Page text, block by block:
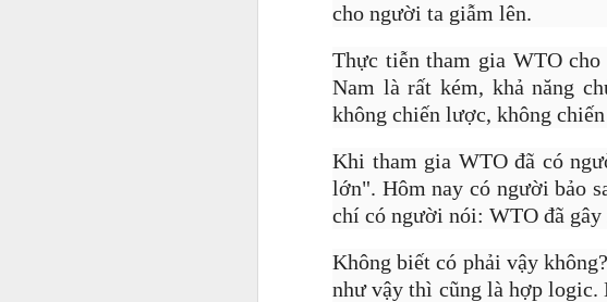
cho người ta giẫm lên.
Thực tiễn tham gia WTO
Nam là rất kém, khả năng
không chiến lược, không
Khi tham gia WTO đã có
lớn". Hôm nay có người bảo
chí có người nói: WTO đã gây
Không biết có phải vậy
như vậy thì cũng là hợp
Bên cạnh việc chia sẻ cách kiếm triệu
đa số chuyến đi nước ngoài là công